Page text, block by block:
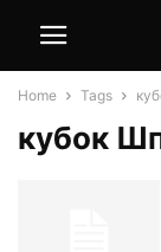
Home Tags
кубок